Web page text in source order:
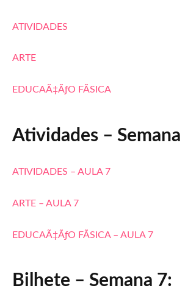
ATIVIDADES
ARTE
EDUCAÃ‡ÃƒO FÃSICA
Atividades – Semana
ATIVIDADES – AULA 7
ARTE – AULA 7
EDUCAÃ‡ÃƒO FÃSICA – AULA 7
Bilhete – Semana 7: